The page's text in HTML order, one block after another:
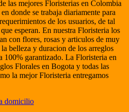
las mejores Floristerias en Colombia
donde se trabaja diariamente para
de los usuarios, de tal
esperan. En nuestra Floristeria los
con flores, rosas y articulos de muy
belleza y duracion de los arreglos
100% garantizado. La Floristeria en
Florales en Bogota y todas las
la mejor Floristeria entregamos
domicilio